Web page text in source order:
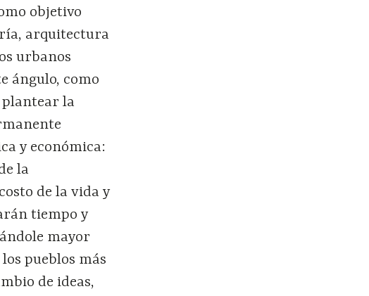
objetivo
arquitectura
urbanos
ángulo, como
plantear la
y económica:
la
de la vida y
tiempo y
mayor
pueblos más
de ideas,